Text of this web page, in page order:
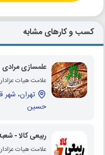
کسب و کارهای مشابه
علمسازی مرادی
علامت هیات
تهران،
حسین
ربیعی کالا - شعبه
علامت هیات